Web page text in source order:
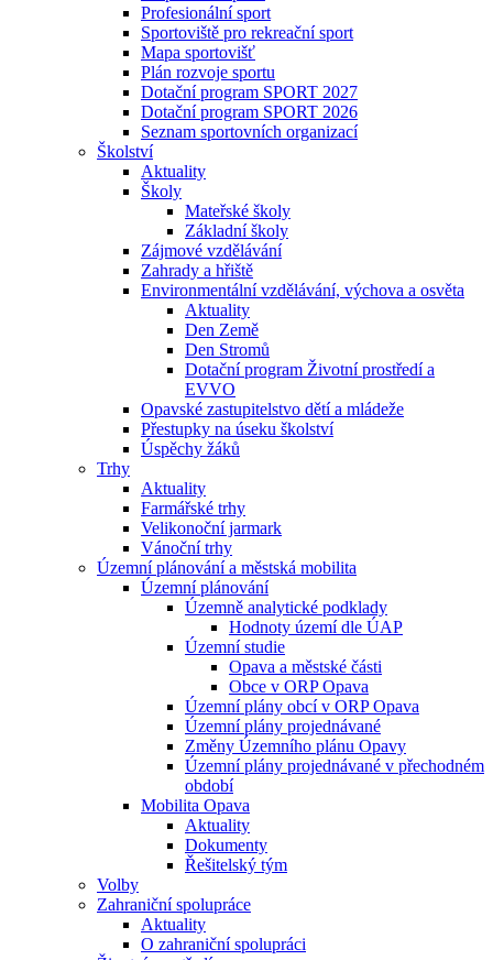
Profesionální sport
Sportoviště pro rekreační sport
Mapa sportovišť
Plán rozvoje sportu
Dotační program SPORT 2027
Dotační program SPORT 2026
Seznam sportovních organizací
Školství
Aktuality
Školy
Mateřské školy
Základní školy
Zájmové vzdělávání
Zahrady a hřiště
Environmentální vzdělávání, výchova a osvěta
Aktuality
Den Země
Den Stromů
Dotační program Životní prostředí a
EVVO
Opavské zastupitelstvo dětí a mládeže
Přestupky na úseku školství
Úspěchy žáků
Trhy
Aktuality
Farmářské trhy
Velikonoční jarmark
Vánoční trhy
Územní plánování a městská mobilita
Územní plánování
Územně analytické podklady
Hodnoty území dle ÚAP
Územní studie
Opava a městské části
Obce v ORP Opava
Územní plány obcí v ORP Opava
Územní plány projednávané
Změny Územního plánu Opavy
Územní plány projednávané v přechodném
období
Mobilita Opava
Aktuality
Dokumenty
Řešitelský tým
Volby
Zahraniční spolupráce
Aktuality
O zahraniční spolupráci